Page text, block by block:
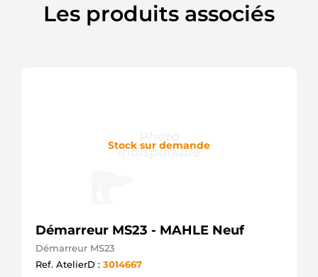
Les produits associés
Stock sur demande
Démarreur MS23 - MAHLE Neuf
Démarreur MS23
Ref. AtelierD : 3014667